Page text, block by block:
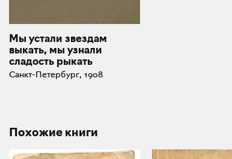
Мы устали звездам
выкать, мы узнали
сладость рыкать
Санкт-Петербург, 1908
Похожие книги